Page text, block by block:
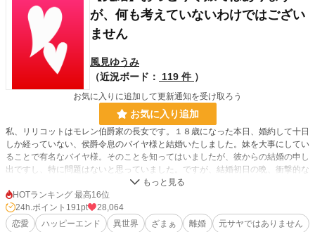
が、何も考えていないわけではござい
ません
風見ゆうみ
（近況ボード：
119 件 ）
お気に入りに追加して更新通知を受け取ろう
お気に入り追加
私、リリコットはモレン伯爵家の長女です。１８歳になった本日、婚約して十日
しか経っていない、侯爵令息のバイヤ様と結婚いたしました。妹を大事にしてい
ることで有名なバイヤ様。そのことを知ってはいましたが、彼からの結婚の申し
出ですし、特に問題はないと思っていました。ですが、結婚初日の晩、衝撃的な
「我が家ではツヤラの言うことが絶対だ。ツヤラは君を嫌っている。いい暮らし
はさせてやるし、好きなことをすればいい。そのかわり、俺たちの目の前に現れ
るな」と言われ、離れに追いやられてしまいます。
HOTランキング 最高16位
24h.ポイント 191pt
28,064
恋愛
ハッピーエンド 異世界 ざまぁ 離婚
元サヤではありません